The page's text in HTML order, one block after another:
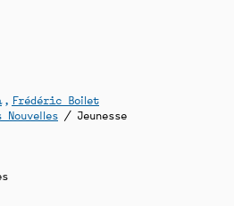
Frédéric Boilet
Nouvelles / Jeunesse